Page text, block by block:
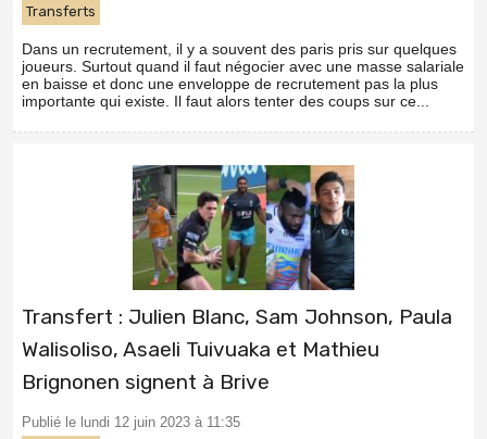
Transferts
Dans un recrutement, il y a souvent des paris pris sur quelques
joueurs. Surtout quand il faut négocier avec une masse salariale
en baisse et donc une enveloppe de recrutement pas la plus
importante qui existe. Il faut alors tenter des coups sur ce...
Transfert : Julien Blanc, Sam Johnson, Paula
Walisoliso, Asaeli Tuivuaka et Mathieu
Brignonen signent à Brive
Publié le lundi 12 juin 2023 à 11:35